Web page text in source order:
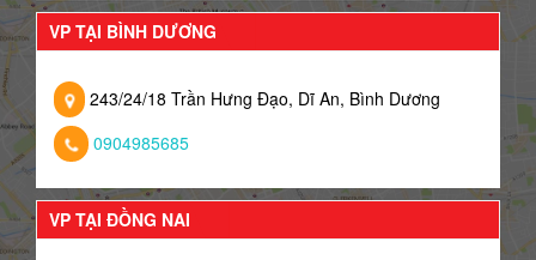
VP TẠI BÌNH DƯƠNG
243/24/18 Trần Hưng Đạo, Dĩ An, Bình Dương
0904985685
VP TẠI ĐỒNG NAI